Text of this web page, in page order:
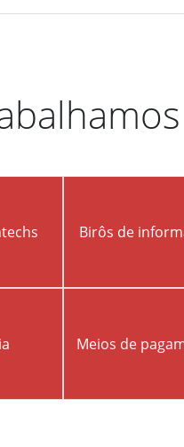
Birôs de
Meios de